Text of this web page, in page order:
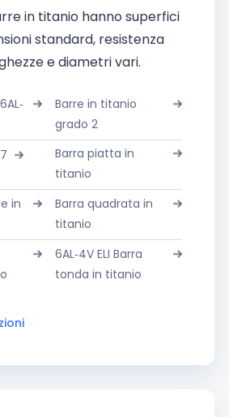
in titanio hanno superfici
standard, resistenza
e diametri vari.
Barre in titanio
grado 2
Barra piatta in
titanio
in
Barra quadrata in
titanio
6AL-4V ELI Barra
tonda in titanio